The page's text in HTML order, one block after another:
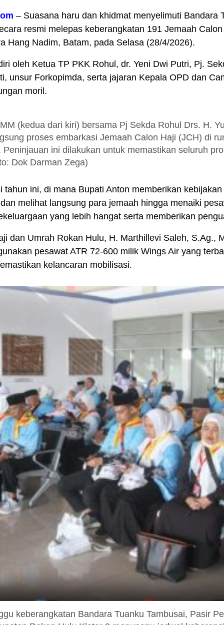
– Suasana haru dan khidmat menyelimuti Bandara
resmi melepas keberangkatan 191 Jemaah
Hang Nadim, Batam, pada Selasa (28/4/2026).
oleh Ketua TP PKK Rohul, dr. Yeni Dwi Putri, Pj.
unsur Forkopimda, serta jajaran Kepala OPD dan
moril.
(kedua dari kiri) bersama Pj Sekda Rohul Drs. H.
proses embarkasi Jemaah Calon Haji (JCH) di
ini dilakukan untuk memastikan seluruh
Dok Darman Zega)
ini, di mana Bupati Anton memberikan
melihat langsung para jemaah hingga menaiki
yang lebih hangat serta memberikan
dan Umrah Rokan Hulu, H. Marthillevi Saleh, S.Ag.,
pesawat ATR 72-600 milik Wings Air yang
kelancaran mobilisasi.
keberangkatan Bandara Tuanku Tambusai, Pasir